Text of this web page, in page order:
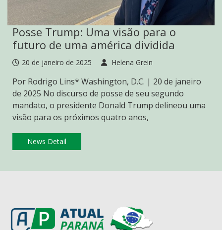
Posse Trump: Uma visão para o
futuro de uma américa dividida
20 de janeiro de 2025 Helena Grein
Por Rodrigo Lins* Washington, D.C. | 20 de janeiro
de 2025 No discurso de posse de seu segundo
mandato, o presidente Donald Trump delineou uma
visão para os próximos quatro anos,
News Detail